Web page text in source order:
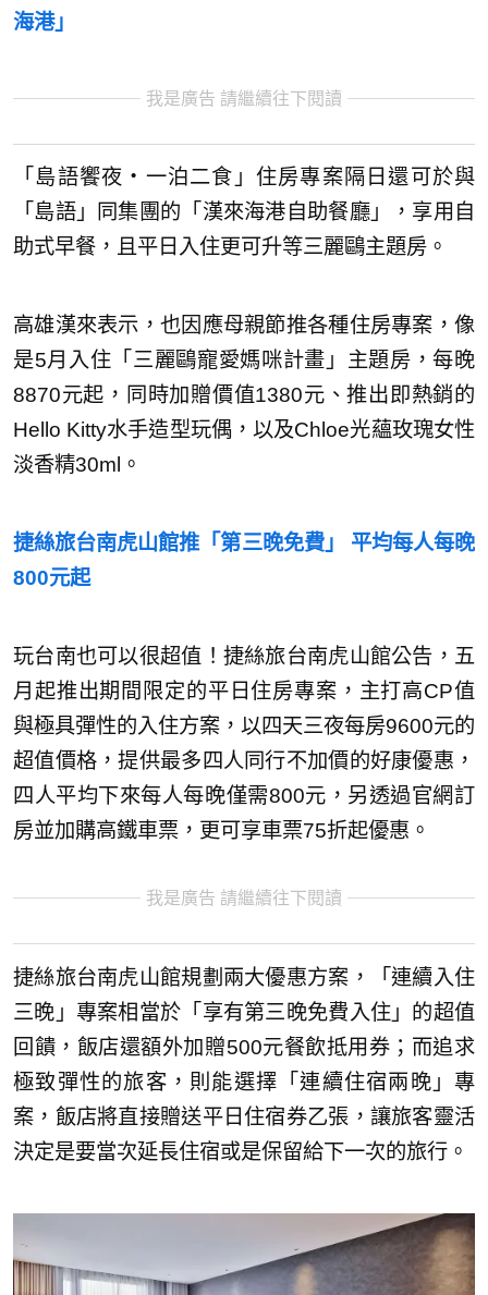
海港」
我是廣告 請繼續往下閱讀
「島語饗夜・一泊二食」住房專案隔日還可於與
「島語」同集團的「漢來海港自助餐廳」，享用自
助式早餐，且平日入住更可升等三麗鷗主題房。
高雄漢來表示，也因應母親節推各種住房專案，像
是5月入住「三麗鷗寵愛媽咪計畫」主題房，每晚
8870元起，同時加贈價值1380元、推出即熱銷的
Hello Kitty水手造型玩偶，以及Chloe光蘊玫瑰女性
淡香精30ml。
捷絲旅台南虎山館推「第三晚免費」 平均每人每晚
800元起
玩台南也可以很超值！捷絲旅台南虎山館公告，五
月起推出期間限定的平日住房專案，主打高CP值
與極具彈性的入住方案，以四天三夜每房9600元的
超值價格，提供最多四人同行不加價的好康優惠，
四人平均下來每人每晚僅需800元，另透過官網訂
房並加購高鐵車票，更可享車票75折起優惠。
我是廣告 請繼續往下閱讀
捷絲旅台南虎山館規劃兩大優惠方案，「連續入住
三晚」專案相當於「享有第三晚免費入住」的超值
回饋，飯店還額外加贈500元餐飲抵用券；而追求
極致彈性的旅客，則能選擇「連續住宿兩晚」專
案，飯店將直接贈送平日住宿券乙張，讓旅客靈活
決定是要當次延長住宿或是保留給下一次的旅行。